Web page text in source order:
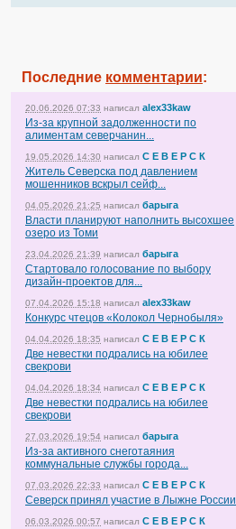
Последние комментарии:
20.06.2026 07:33 написал alex33kaw
Из-за крупной задолженности по
алиментам северчанин...
19.05.2026 14:30 написал С Е В Е Р С К
Житель Северска под давлением
мошенников вскрыл сейф...
04.05.2026 21:25 написал барыга
Власти планируют наполнить высохшее
озеро из Томи
23.04.2026 21:39 написал барыга
Стартовало голосование по выбору
дизайн-проектов для...
07.04.2026 15:18 написал alex33kaw
Конкурс чтецов «Колокол Чернобыля»
04.04.2026 18:35 написал С Е В Е Р С К
Две невестки подрались на юбилее
свекрови
04.04.2026 18:34 написал С Е В Е Р С К
Две невестки подрались на юбилее
свекрови
27.03.2026 19:54 написал барыга
Из-за активного снеготаяния
коммунальные службы города...
07.03.2026 22:33 написал С Е В Е Р С К
Северск принял участие в Лыжне России
06.03.2026 00:57 написал С Е В Е Р С К